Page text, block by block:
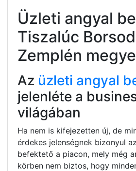
Üzleti angyal
Tiszalúc
Zemplén megye
Az üzleti angyal
jelenléte a
világában
Ha nem is kifejezetten új, de
érdekes jelenségnek bizonyul
befektető a piacon, mely még
körben nem biztos, hogy